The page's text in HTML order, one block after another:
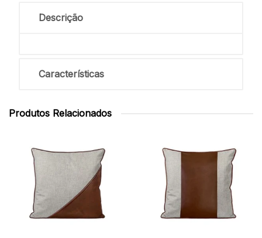
Descrição
Características
Produtos Relacionados